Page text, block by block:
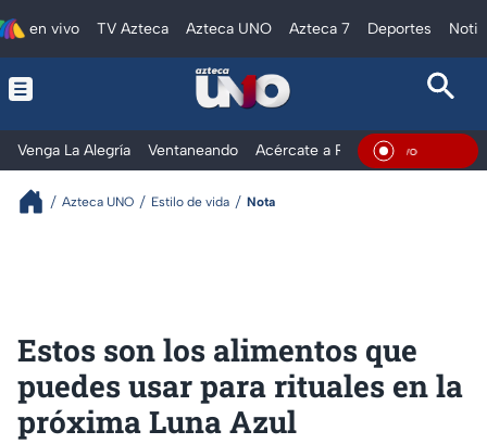
en vivo TV Azteca Azteca UNO Azteca 7 Deportes
Venga La Alegría Ventaneando Acércate a Rocío Al ExtremoEn
Azteca UNO Estilo de vida Nota
Estos son los alimentos que
puedes usar para rituales en la
próxima Luna Azul